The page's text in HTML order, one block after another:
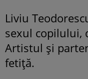
Liviu
sexul copilului,
Artistul și
fetiță.